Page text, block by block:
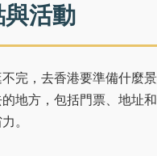
活動
完，去香港要準備什麼
地方，包括門票、地址
。